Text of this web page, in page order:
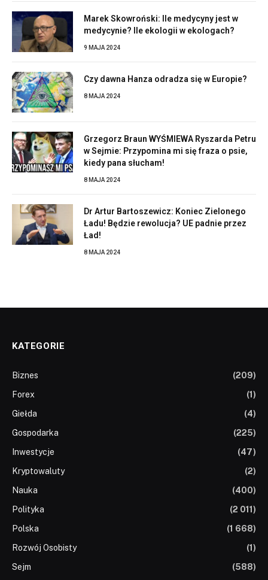
Marek Skowroński: Ile medycyny jest w
medycynie? Ile ekologii w ekologach?
9 MAJA 2024
Czy dawna Hanza odradza się w Europie?
8 MAJA 2024
Grzegorz Braun WYŚMIEWA Ryszarda Petru
w Sejmie: Przypomina mi się fraza o psie,
kiedy pana słucham!
8 MAJA 2024
Dr Artur Bartoszewicz: Koniec Zielonego
Ładu! Będzie rewolucja? UE padnie przez
Ład!
8 MAJA 2024
KATEGORIE
Biznes
(209)
Forex
(1)
Giełda
(4)
Gospodarka
(225)
Inwestycje
(47)
Kryptowaluty
(2)
Nauka
(400)
Polityka
(2 011)
Polska
(1 668)
Rozwój Osobisty
(1)
Sejm
(588)